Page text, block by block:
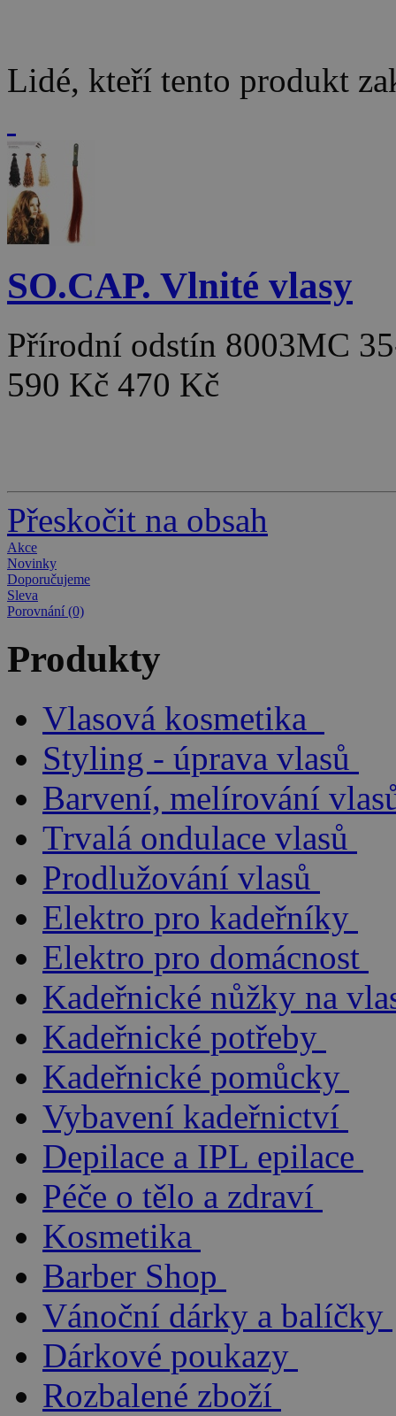
Lidé, kteří tento produkt
SO.CAP. Vlnité vlasy
Přírodní odstín 8003MC
590 Kč 470 Kč
Přeskočit na obsah
Akce
Novinky
Doporučujeme
Sleva
Porovnání (0)
Produkty
Vlasová kosmetika
Styling - úprava vlasů
Barvení, melírování
Trvalá ondulace vlasů
Prodlužování vlasů
Elektro pro kadeřníky
Elektro pro domácnost
Kadeřnické nůžky na
Kadeřnické potřeby
Kadeřnické pomůcky
Vybavení kadeřnictví
Depilace a IPL epilace
Péče o tělo a zdraví
Kosmetika
Barber Shop
Vánoční dárky a balíčky
Dárkové poukazy
Rozbalené zboží